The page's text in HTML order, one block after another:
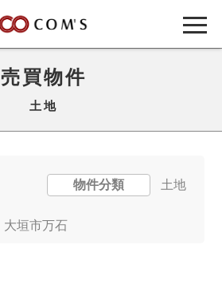
売買物件
土地
物件分類 土地
大垣市万石